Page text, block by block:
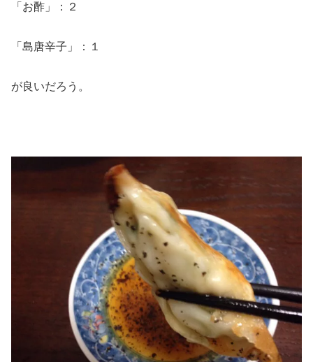
「お酢」：２
「島唐辛子」：１
が良いだろう。